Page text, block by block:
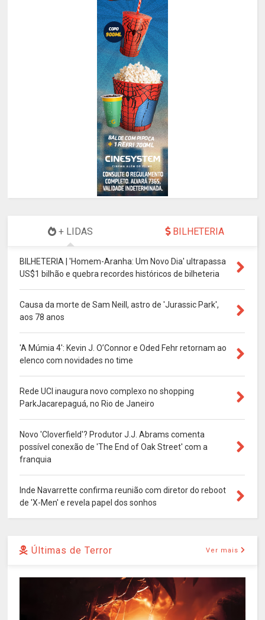
+ LIDAS BILHETERIA
BILHETERIA | 'Homem-Aranha: Um Novo Dia' ultrapassa
US$1 bilhão e quebra recordes históricos de bilheteria
Causa da morte de Sam Neill, astro de 'Jurassic Park',
aos 78 anos
'A Múmia 4': Kevin J. O’Connor e Oded Fehr retornam ao
elenco com novidades no time
Rede UCI inaugura novo complexo no shopping
ParkJacarepaguá, no Rio de Janeiro
Novo 'Cloverfield'? Produtor J.J. Abrams comenta
possível conexão de 'The End of Oak Street' com a
franquia
Inde Navarrette confirma reunião com diretor do reboot
de 'X-Men' e revela papel dos sonhos
Últimas de Terror Ver mais